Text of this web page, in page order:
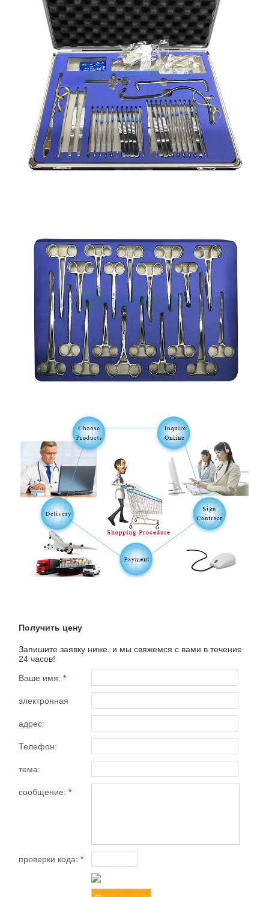
Получить цену
Запишите заявку ниже, и мы свяжемся с вами в течение
24 часов!
Ваше имя:*
электронная
адрес:
Телефон:
тема:
сообщение:*
проверки кода:*